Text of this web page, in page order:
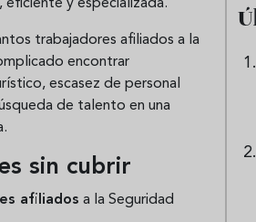
eficiente y especializada.
trabajadores afiliados a la
encontrar
escasez de personal
de talento en una
sin cubrir
afiliados a la Seguridad